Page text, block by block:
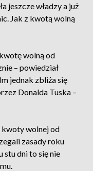
jeszcze władzy a już
Jak z kwotą wolną
wolną od
– powiedział
jednak zbliża się
Donalda Tuska –
kwoty wolnej od
zasady roku
stu dni to się nie